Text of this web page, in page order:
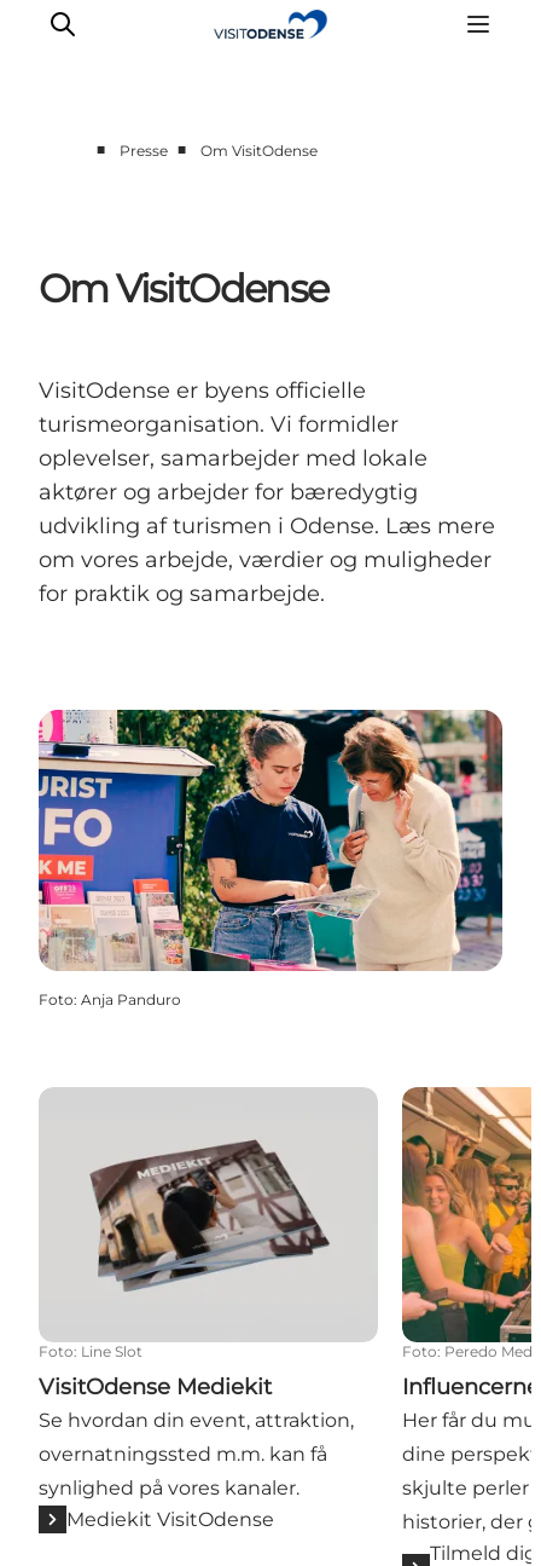
■ Presse ■ Om VisitOdense
Om VisitOdense
VisitOdense er byens officielle
turismeorganisation. Vi formidler
oplevelser, samarbejder med lokale
aktører og arbejder for bæredygtig
udvikling af turismen i Odense. Læs mere
om vores arbejde, værdier og muligheder
for praktik og samarbejde.
Foto: Anja Panduro
VisitOdense Mediekit
Foto: Line Slot
VisitOdense Mediekit
Se hvordan din event, attraktion,
overnatningssted m.m. kan få
synlighed på vores kanaler.
Mediekit VisitOdense
Foto: Peredo
Her får du
dine
skjulte perler
historier, der
Tilmeld